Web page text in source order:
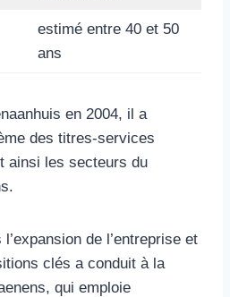
estimé entre 40 et 50
ans
en 2004, il a
des titres-services
ainsi les secteurs du
de l’entreprise et
clés a conduit à la
qui emploie